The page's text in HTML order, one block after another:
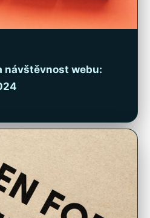
návštěvnost webu: